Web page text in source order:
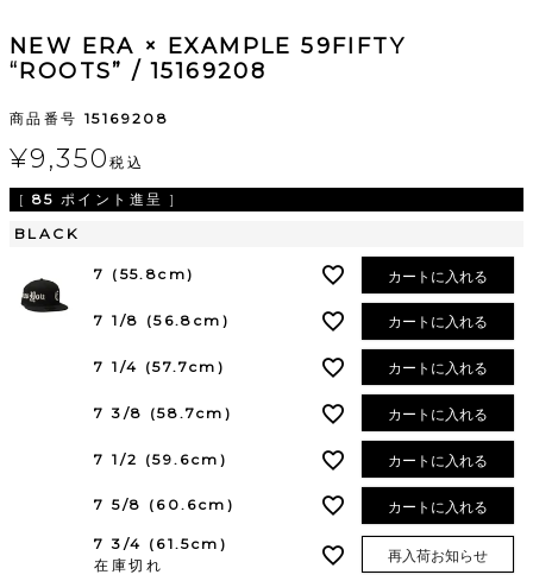
NEW ERA × EXAMPLE 59FIFTY
“ROOTS” / 15169208
商品番号 15169208
¥9,350税込
[ 85 ポイント進呈 ]
BLACK
7 (55.8cm) カートに入れる
7 1/8 (56.8cm) カートに入れる
7 1/4 (57.7cm) カートに入れる
7 3/8 (58.7cm) カートに入れる
7 1/2 (59.6cm) カートに入れる
7 5/8 (60.6cm) カートに入れる
7 3/4 (61.5cm)
在庫切れ
再入荷お知らせ